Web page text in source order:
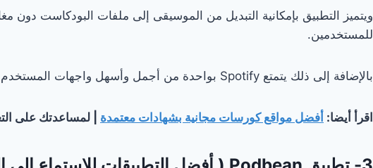
ويتميز التطبيق بإمكانية التبديل من الموسيقى إلى ملفات البودكاست دون
للمستخدمين.
بالإضافة إلى ذلك يتمتع Spotify بواحدة من أجمل وأسهل واجهات المستخدم للتطبيقات الموجودة في هذه القائمة.
اقرأ أيضا: أفضل مواقع كورسات مجانية بشهادات معتمدة | لمساعدتك على